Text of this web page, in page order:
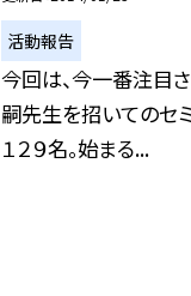
活動報告
今回は、今一番注目
嗣先生を招いてのセ
１２９名。始まる...